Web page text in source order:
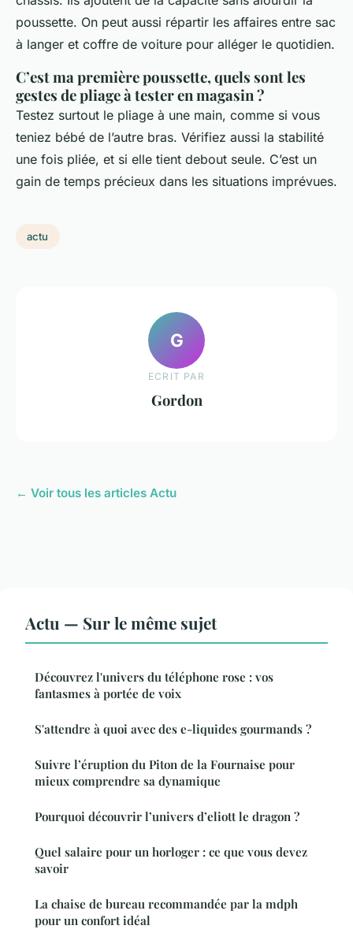
poussette. On peut aussi répartir les affaires entre sac
à langer et coffre de voiture pour alléger le quotidien.
C’est ma première poussette, quels sont les
gestes de pliage à tester en magasin ?
Testez surtout le pliage à une main, comme si vous
teniez bébé de l’autre bras. Vérifiez aussi la stabilité
une fois pliée, et si elle tient debout seule. C’est un
gain de temps précieux dans les situations imprévues.
actu
G
ECRIT PAR
Gordon
← Voir tous les articles Actu
Actu — Sur le même sujet
Découvrez l'univers du téléphone rose : vos
fantasmes à portée de voix
S'attendre à quoi avec des e-liquides gourmands ?
Suivre l’éruption du Piton de la Fournaise pour
mieux comprendre sa dynamique
Pourquoi découvrir l’univers d’eliott le dragon ?
Quel salaire pour un horloger : ce que vous devez
savoir
La chaise de bureau recommandée par la mdph
pour un confort idéal